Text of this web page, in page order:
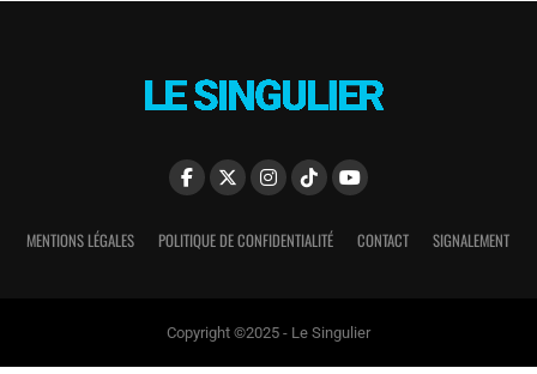
MENTIONS LÉGALES POLITIQUE DE CONFIDENTIALITÉ CONTACT SIGNALEMENT
Copyright ©2025 - Le Singulier